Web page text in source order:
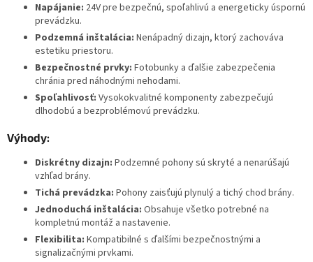
Napájanie: 24V pre bezpečnú, spoľahlivú a energeticky úspornú
prevádzku.
Podzemná inštalácia: Nenápadný dizajn, ktorý zachováva
estetiku priestoru.
Bezpečnostné prvky: Fotobunky a ďalšie zabezpečenia
chránia pred náhodnými nehodami.
Spoľahlivosť: Vysokokvalitné komponenty zabezpečujú
dlhodobú a bezproblémovú prevádzku.
Výhody:
Diskrétny dizajn: Podzemné pohony sú skryté a nenarúšajú
vzhľad brány.
Tichá prevádzka: Pohony zaisťujú plynulý a tichý chod brány.
Jednoduchá inštalácia: Obsahuje všetko potrebné na
kompletnú montáž a nastavenie.
Flexibilita: Kompatibilné s ďalšími bezpečnostnými a
signalizačnými prvkami.